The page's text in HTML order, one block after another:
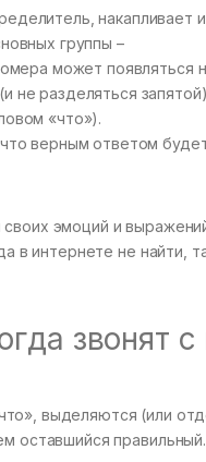
накапливает
группы –
может появляться
разделяться
«что»).
верным ответом
эмоций и
в интернете не найти,
звонят
выделяются (или
оставшийся правильный.